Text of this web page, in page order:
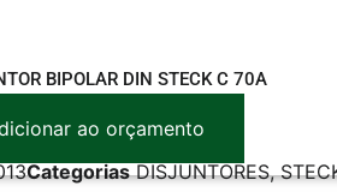
BIPOLAR DIN STECK C 70A
ao orçamento
Categorias DISJUNTORES,